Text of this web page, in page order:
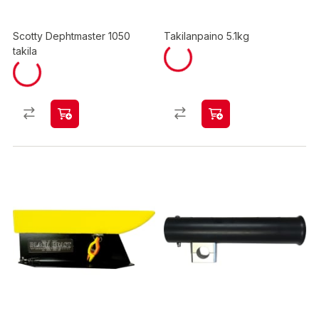
Scotty Dephtmaster 1050
takila
Takilanpaino 5.1kg